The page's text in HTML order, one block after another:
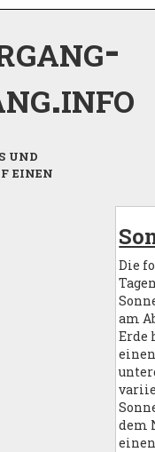
und
einen
Die
am
Erde
dem